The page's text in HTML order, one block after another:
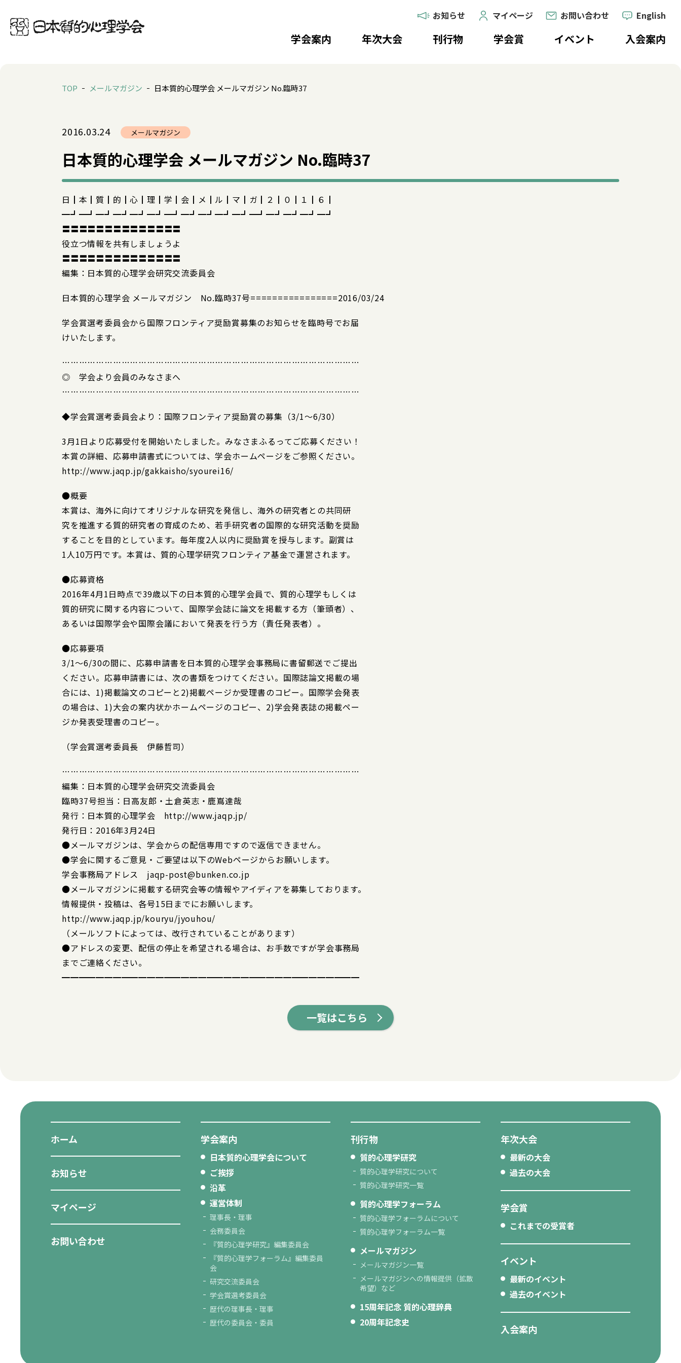
お知らせ マイページ お問い合わせ English
学会案内 年次大会 刊行物 学会賞 イベント 入会案内
TOP メールマガジン 日本質的心理学会 メールマガジン No.臨時37
2016.03.24 メールマガジン
日本質的心理学会 メールマガジン No.臨時37
日┃本┃質┃的┃心┃理┃学┃会┃メ┃ル┃マ┃ガ┃２┃０┃１┃６┃
━┛━┛━┛━┛━┛━┛━┛━┛━┛━┛━┛━┛━┛━┛━┛━┛
〓〓〓〓〓〓〓〓〓〓〓〓〓〓
役立つ情報を共有しましょうよ
〓〓〓〓〓〓〓〓〓〓〓〓〓〓
編集：日本質的心理学会研究交流委員会
日本質的心理学会 メールマガジン No.臨時37号================2016/03/24
学会賞選考委員会から国際フロンティア奨励賞募集のお知らせを臨時号でお届
けいたします。
……………………………………………………………………………………………
◎ 学会より会員のみなさまへ
……………………………………………………………………………………………
◆学会賞選考委員会より：国際フロンティア奨励賞の募集（3/1～6/30）
3月1日より応募受付を開始いたしました。みなさまふるってご応募ください！
本賞の詳細、応募申請書式については、学会ホームページをご参照ください。
http://www.jaqp.jp/gakkaisho/syourei16/
●概要
本賞は、海外に向けてオリジナルな研究を発信し、海外の研究者との共同研
究を推進する質的研究者の育成のため、若手研究者の国際的な研究活動を奨励
することを目的としています。毎年度2人以内に奨励賞を授与します。副賞は
1人10万円です。本賞は、質的心理学研究フロンティア基金で運営されます。
●応募資格
2016年4月1日時点で39歳以下の日本質的心理学会員で、質的心理学もしくは
質的研究に関する内容について、国際学会誌に論文を掲載する方（筆頭者）、
あるいは国際学会や国際会議において発表を行う方（責任発表者）。
●応募要項
3/1～6/30の間に、応募申請書を日本質的心理学会事務局に書留郵送でご提出
ください。応募申請書には、次の書類をつけてください。国際誌論文掲載の場
合には、1)掲載論文のコピーと2)掲載ページか受理書のコピー。国際学会発表
の場合は、1)大会の案内状かホームページのコピー、2)学会発表誌の掲載ペー
ジか発表受理書のコピー。
（学会賞選考委員長 伊藤哲司）
……………………………………………………………………………………………
編集：日本質的心理学会研究交流委員会
臨時37号担当：日高友郎・土倉英志・鹿嶌達哉
発行：日本質的心理学会 http://www.jaqp.jp/
発行日：2016年3月24日
●メールマガジンは、学会からの配信専用ですので返信できません。
●学会に関するご意見・ご要望は以下のWebページからお願いします。
学会事務局アドレス jaqp-post@bunken.co.jp
●メールマガジンに掲載する研究会等の情報やアイディアを募集しております。
情報提供・投稿は、各号15日までにお願いします。
http://www.jaqp.jp/kouryu/jyouhou/
（メールソフトによっては、改行されていることがあります）
●アドレスの変更、配信の停止を希望される場合は、お手数ですが学会事務局
までご連絡ください。
━━━━━━━━━━━━━━━━━━━━━━━━━━━━━━━━━━━
一覧はこちら
ホーム
お知らせ
マイページ
お問い合わせ
学会案内
日本質的心理学会について
ご挨拶
沿革
運営体制
理事長・理事
会務委員会
『質的心理学研究』編集委員会
『質的心理学フォーラム』編集委員
会
研究交流委員会
学会賞選考委員会
歴代の理事長・理事
歴代の委員会・委員
刊行物
質的心理学研究
質的心理学研究について
質的心理学研究一覧
質的心理学フォーラム
質的心理学フォーラムについて
質的心理学フォーラム一覧
メールマガジン
メールマガジン一覧
メールマガジンへの情報提供（拡散
希望）など
15周年記念 質的心理辞典
20周年記念史
年次大会
最新の大会
過去の大会
学会賞
これまでの受賞者
イベント
最新のイベント
過去のイベント
入会案内